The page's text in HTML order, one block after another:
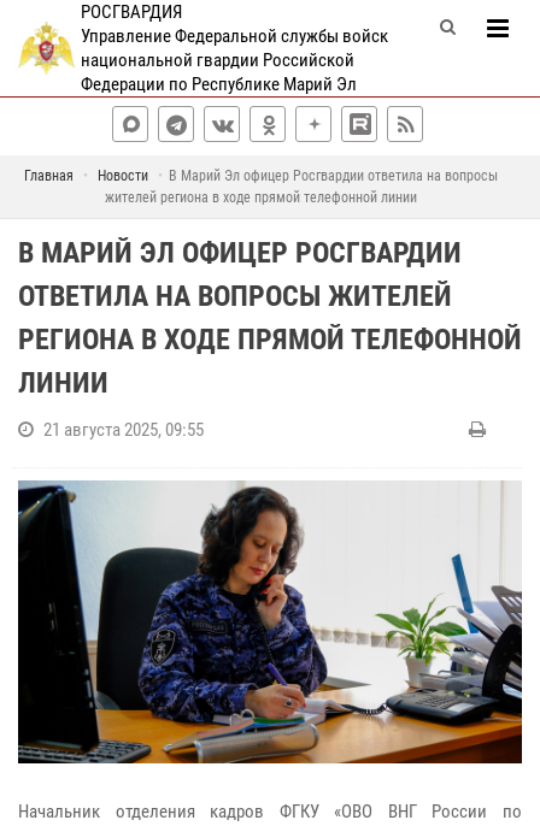
РОСГВАРДИЯ
Управление Федеральной службы войск
национальной гвардии Российской
Федерации по Республике Марий Эл
Главная Новости
В Марий Эл офицер Росгвардии ответила на вопросы
жителей региона в ходе прямой телефонной линии
В МАРИЙ ЭЛ ОФИЦЕР РОСГВАРДИИ
ОТВЕТИЛА НА ВОПРОСЫ ЖИТЕЛЕЙ
РЕГИОНА В ХОДЕ ПРЯМОЙ ТЕЛЕФОННОЙ
ЛИНИИ
21 августа 2025, 09:55
Начальник отделения кадров ФГКУ «ОВО ВНГ России по